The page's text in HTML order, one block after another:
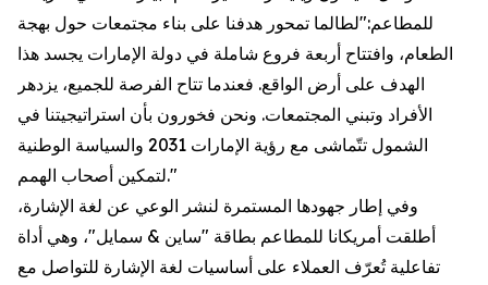
للمطاعم:"لطالما تمحور هدفنا على بناء مجتمعات حول بهجة
الطعام، وافتتاح أربعة فروع شاملة في دولة الإمارات يجسد هذا
الهدف على أرض الواقع. فعندما تتاح الفرصة للجميع، يزدهر
الأفراد وتبني المجتمعات. ونحن فخورون بأن استراتيجيتنا في
الشمول تتّماشى مع رؤية الإمارات 2031 والسياسة الوطنية
لتمكين أصحاب الهمم."
وفي إطار جهودها المستمرة لنشر الوعي عن لغة الإشارة،
أطلقت أمريكانا للمطاعم بطاقة "ساين & سمايل"، وهي أداة
تفاعلية تُعرّف العملاء على أساسيات لغة الإشارة للتواصل مع